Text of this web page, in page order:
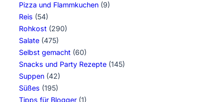
Pizza und Flammkuchen (9)
Reis (54)
Rohkost (290)
Salate (475)
Selbst gemacht (60)
Snacks und Party Rezepte (145)
Suppen (42)
Süßes (195)
Tipps für Blogger (1)